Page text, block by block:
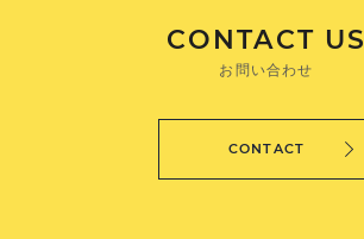
CONTACT US
お問い合わせ
CONTACT